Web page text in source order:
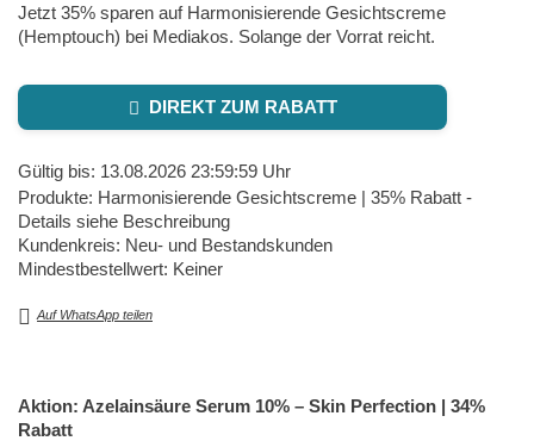
Jetzt 35% sparen auf Harmonisierende Gesichtscreme
(Hemptouch) bei Mediakos. Solange der Vorrat reicht.
DIREKT ZUM RABATT
Gültig bis: 13.08.2026 23:59:59 Uhr
Produkte: Harmonisierende Gesichtscreme | 35% Rabatt -
Details siehe Beschreibung
Kundenkreis: Neu- und Bestandskunden
Mindestbestellwert: Keiner
Auf WhatsApp teilen
Aktion: Azelainsäure Serum 10% – Skin Perfection | 34%
Rabatt